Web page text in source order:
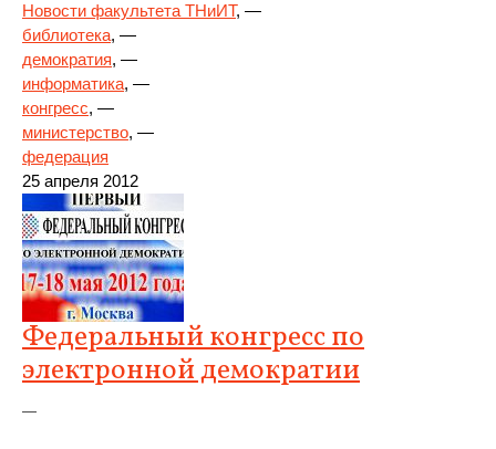
Новости факультета ТНиИТ, —
библиотека, —
демократия, —
информатика, —
конгресс, —
министерство, —
федерация
25 апреля 2012
Федеральный конгресс по
электронной демократии
—